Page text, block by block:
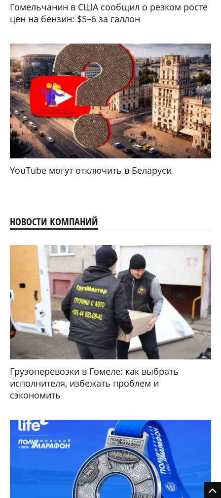
Гомельчанин в США сообщил о резком росте
цен на бензин: $5–6 за галлон
YouTube могут отключить в Беларуси
НОВОСТИ КОМПАНИЙ
Грузоперевозки в Гомеле: как выбрать
исполнителя, избежать проблем и
сэкономить